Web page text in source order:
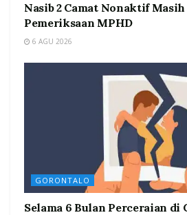
Nasib 2 Camat Nonaktif
Pemeriksaan MPHD
6 AGU 2026
GORONTALO
Selama 6 Bulan Perceraian di